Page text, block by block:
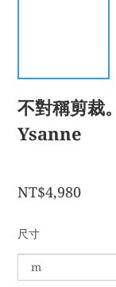
不對稱剪裁
Ysanne
NT$4,980
尺寸